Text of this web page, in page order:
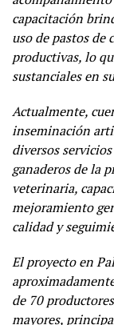
capacitación
uso de pastos de
productivas, lo
sustanciales en
Actualmente,
inseminación
diversos
ganaderos de la
veterinaria,
mejoramiento
calidad y
El proyecto en
de 70
mayores,